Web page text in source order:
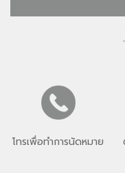
โทรเพื่อทำการนัดหมาย